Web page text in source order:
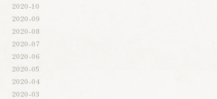
2020-10
2020-09
2020-08
2020-07
2020-06
2020-05
2020-04
2020-03